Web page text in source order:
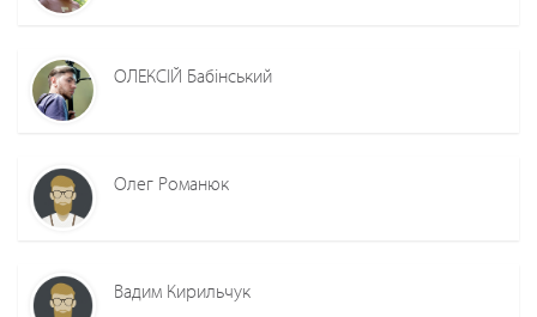
ОЛЕКСІЙ Бабінський
Олег Романюк
Вадим Кирильчук